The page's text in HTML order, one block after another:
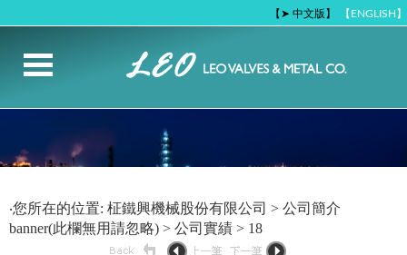
【➤ 中文版】 【ENGLISH】
‧您所在的位置: 柾鐵興機械股份有限公司 > 公司簡介
banner(此欄無用請忽略) > 公司實績 > 18